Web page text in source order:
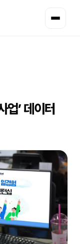
업’ 데이터